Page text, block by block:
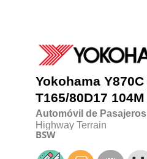
Yokohama Y870C
T165/80D17 104M
Automóvil de Pasajeros
Highway Terrain
BSW